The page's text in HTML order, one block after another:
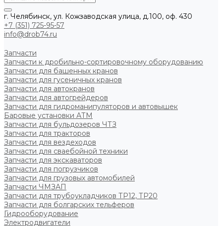
г. Челябинск, ул. Кожзаводская улица, д.100, оф. 430
+7 (351) 725-95-57
info@drob74.ru
Запчасти
Запчасти к дробильно-сортировочному оборудованию
Запчасти для башенных кранов
Запчасти для гусеничных кранов
Запчасти для автокранов
Запчасти для автогрейдеров
Запчасти для гидроманипуляторов и автовышек
Баровые установки АТМ
Запчасти для бульдозеров ЧТЗ
Запчасти для тракторов
Запчасти для вездеходов
Запчасти для сваебойной техники
Запчасти для экскаваторов
Запчасти для погрузчиков
Запчасти для грузовых автомобилей
Запчасти ЧМЗАП
Запчасти для трубоукладчиков ТР12, ТР20
Запчасти для болгарских тельферов
Гидрооборудование
Электродвигатели